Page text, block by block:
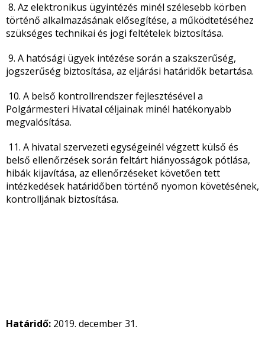
8. Az elektronikus ügyintézés minél szélesebb körben
történő alkalmazásának elősegítése, a működtetéséhez
szükséges technikai és jogi feltételek biztosítása.
9. A hatósági ügyek intézése során a szakszerűség,
jogszerűség biztosítása, az eljárási határidők betartása.
10. A belső kontrollrendszer fejlesztésével a
Polgármesteri Hivatal céljainak minél hatékonyabb
megvalósítása.
11. A hivatal szervezeti egységeinél végzett külső és
belső ellenőrzések során feltárt hiányosságok pótlása,
hibák kijavítása, az ellenőrzéseket követően tett
intézkedések határidőben történő nyomon követésének,
kontrolljának biztosítása.
Határidő: 2019. december 31.